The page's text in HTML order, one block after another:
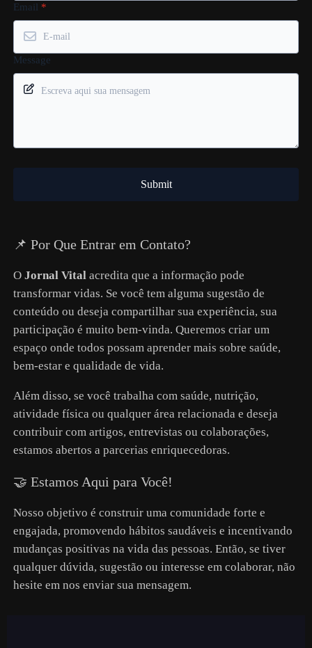
Email *
Message
Submit
📌 Por Que Entrar em Contato?
O Jornal Vitalacredita que a informação pode
transformar vidas. Se você tem alguma sugestão de
conteúdo ou deseja compartilhar sua experiência, sua
participação é muito bem-vinda. Queremos criar um
espaço onde todos possam aprender mais sobre saúde,
bem-estar e qualidade de vida.
Além disso, se você trabalha com saúde, nutrição,
atividade física ou qualquer área relacionada e deseja
contribuir com artigos, entrevistas ou colaborações,
estamos abertos a parcerias enriquecedoras.
🤝 Estamos Aqui para Você!
Nosso objetivo é construir uma comunidade forte e
engajada, promovendo hábitos saudáveis e incentivando
mudanças positivas na vida das pessoas. Então, se tiver
qualquer dúvida, sugestão ou interesse em colaborar, não
hesite em nos enviar sua mensagem.